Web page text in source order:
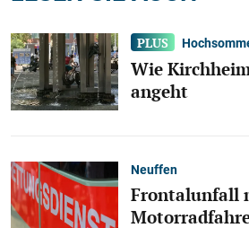
Wie
angeht
Neuffen
Frontalunfall